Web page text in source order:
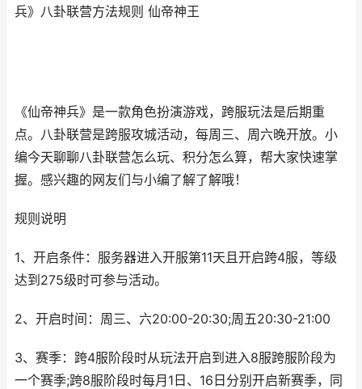
兵》八卦联营方法规则 仙帝神王
《仙帝神兵》是一款角色扮演游戏，跨服玩法是后期重
点。八卦联营是跨服攻城活动，每周三、周六晚开放。小
编今天聊聊八卦联营怎么玩、积分怎么算，帮大家快速掌
握。感兴趣的网友们与小编了解了解哦！
规则说明
1、开启条件：服务器进入开服第11天且开启跨4服，等级
达到275级时可参与活动。
2、开启时间：周三、六20:00-20:30;周五20:30-21:00
3、赛季：跨4服阶段时从玩法开启到进入8服跨服阶段为
一个赛季;跨8服阶段时每月1日、16日分别开启新赛季，同